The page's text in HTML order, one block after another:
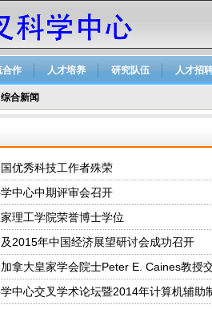
合作 人才培养 研究队伍 人才招
综合新闻
优秀科技工作者殊荣
中心中期评审会召开
理工学院荣誉博士学位
2015年中国经济展望研讨会成功召开
拿大皇家学会院士Peter E. Caines教授
中心交叉学术论坛暨2014年计算机辅助